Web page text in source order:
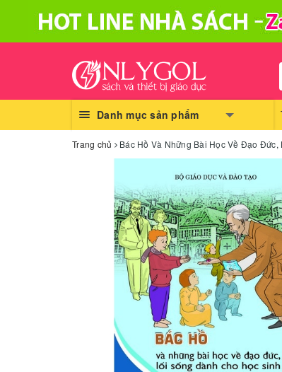
Danh mục sản phẩm
Trang chủ Bác Hồ Và Những Bài Học Về Đạo